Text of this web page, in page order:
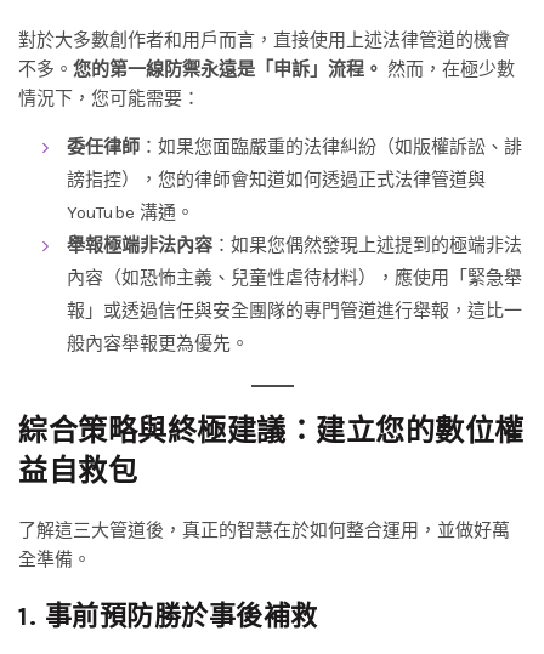
對於大多數創作者和用戶而言，直接使用上述法律管道的機會
不多。 您的第一線防禦永遠是「申訴」流程。 然而，在極少數
情況下，您可能需要：
委任律師 ：如果您面臨嚴重的法律糾紛（如版權訴訟、誹
謗指控），您的律師會知道如何透過正式法律管道與
YouTube 溝通。
舉報極端非法內容 ：如果您偶然發現上述提到的極端非法
內容（如恐怖主義、兒童性虐待材料），應使用「緊急舉
報」或透過信任與安全團隊的專門管道進行舉報，這比一
般內容舉報更為優先。
綜合策略與終極建議：建立您的數位權
益自救包
了解這三大管道後，真正的智慧在於如何整合運用，並做好萬
全準備。
1. 事前預防勝於事後補救